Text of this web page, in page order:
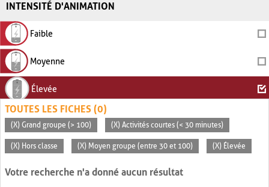
INTENSITÉ D'ANIMATION
Faible
Moyenne
Élevée
TOUTES LES FICHES (0)
(X) Grand groupe (> 100) (X) Activités courtes (< 30 minutes)
(X) Hors classe (X) Moyen groupe (entre 30 et 100) (X) Élevée
Votre recherche n'a donné aucun résultat